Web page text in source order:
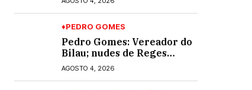
10,70 a partir desta quarta-
♦PEDRO GOMES
Pedro Gomes: Vereador do
Bilau; nudes de Reges
circula na Assembleia
Legislativa de MS e
AGOSTO 4, 2026